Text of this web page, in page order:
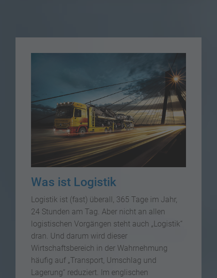
Was ist Logistik
Logistik ist (fast) überall, 365 Tage im Jahr,
24 Stunden am Tag. Aber nicht an allen
logistischen Vorgängen steht auch „Logistik“
dran. Und darum wird dieser
Wirtschaftsbereich in der Wahrnehmung
häufig auf „Transport, Umschlag und
Lagerung“ reduziert. Im englischen